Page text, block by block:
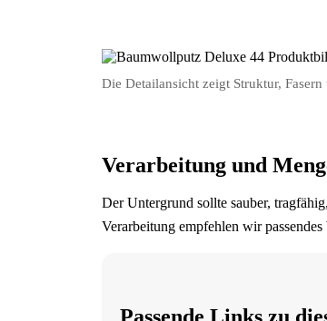
Die Detailansicht zeigt Struktur,
Verarbeitung und
Der Untergrund sollte sauber,
Verarbeitung empfehlen wir